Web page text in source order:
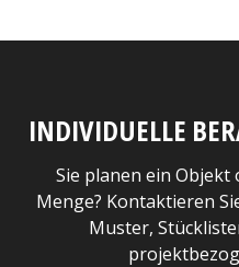
INDIVIDUELLE
Sie planen ein
Menge? Kontaktieren
Muster,